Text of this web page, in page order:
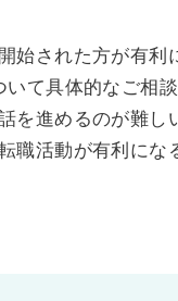
始された方が有
て具体的なご相
を進めるのが難し
職活動が有利に